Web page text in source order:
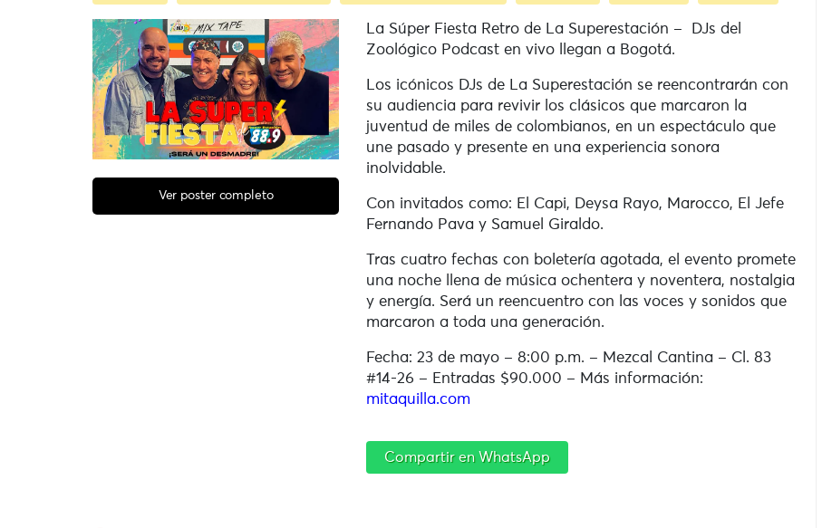
Ver poster completo
La Súper Fiesta Retro de La Superestación – DJs del
Zoológico Podcast en vivo llegan a Bogotá.
Los icónicos DJs de La Superestación se reencontrarán con
su audiencia para revivir los clásicos que marcaron la
juventud de miles de colombianos, en un espectáculo que
une pasado y presente en una experiencia sonora
inolvidable.
Con invitados como: El Capi, Deysa Rayo, Marocco, El Jefe
Fernando Pava y Samuel Giraldo.
Tras cuatro fechas con boletería agotada, el evento promete
una noche llena de música ochentera y noventera, nostalgia
y energía. Será un reencuentro con las voces y sonidos que
marcaron a toda una generación.
Fecha: 23 de mayo – 8:00 p.m. – Mezcal Cantina – Cl. 83
#14-26 – Entradas $90.000 – Más información:
mitaquilla.com
Compartir en WhatsApp